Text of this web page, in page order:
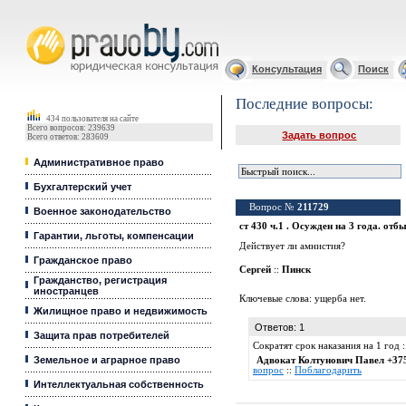
Консультация Поиск
434 пользователя на сайте
Всего вопросов: 239639
Всего ответов: 283609
Административное право
Бухгалтерский учет
Военное законодательство
Гарантии, льготы, компенсации
Гражданское право
Гражданство, регистрация
иностранцев
Жилищное право и недвижимость
Защита прав потребителей
Земельное и аграрное право
Интеллектуальная собственность
Последние вопросы:
Задать вопрос
Вопрос № 211729
ст 430 ч.1 . Осужден на 3 года.
Действует ли амнистия?
Сергей :: Пинск
Ключевые слова: ущерба нет.
Ответов: 1
Сократят срок наказания на 1
Адвокат Колтунович Павел
вопрос :: Поблагодарить